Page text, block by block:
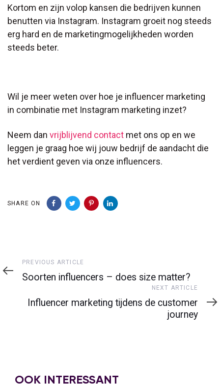
Kortom en zijn volop kansen die bedrijven kunnen
benutten via Instagram. Instagram groeit nog steeds
erg hard en de marketingmogelijkheden worden
steeds beter.
Wil je meer weten over hoe je influencer marketing
in combinatie met Instagram marketing inzet?
Neem dan vrijblijvend contact met ons op en we
leggen je graag hoe wij jouw bedrijf de aandacht die
het verdient geven via onze influencers.
SHARE ON
Previous
Article
PREVIOUS ARTICLE
Soorten influencers – does size matter?
Article
NEXT ARTICLE
Influencer marketing tijdens de customer
journey
OOK INTERESSANT